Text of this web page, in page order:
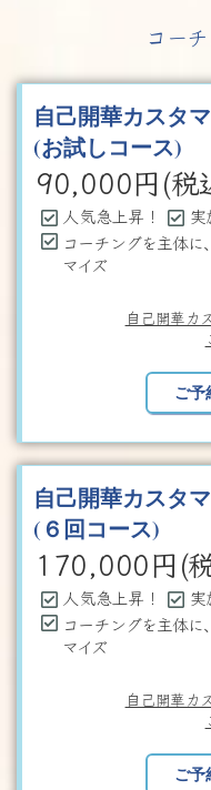
コー
自己開華カスタ
(お試しコース)
90,000円(税
人気急上昇！
コーチングを主体
マイズ
自己開華カ
ご予
自己開華カスタ
(６回コース)
170,000円(
人気急上昇！
コーチングを主体
マイズ
自己開華カ
ご予